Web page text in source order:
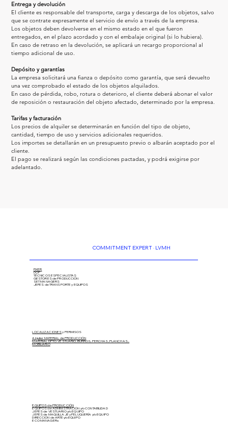
Entrega y devolución
El cliente es responsable del transporte, carga y descarga de los objetos, salvo
que se contrate expresamente el servicio de envío a través de la empresa.
Los objetos deben devolverse en el mismo estado en el que fueron
entregados, en el plazo acordado y con el embalaje original (si lo hubiera).
En caso de retraso en la devolución, se aplicará un recargo proporcional al
tiempo adicional de uso.
Depósito y garantías
La empresa solicitará una fianza o depósito como garantía, que será devuelto
una vez comprobado el estado de los objetos alquilados.
En caso de pérdida, robo, rotura o deterioro, el cliente deberá abonar el valor
de reposición o restauración del objeto afectado, determinado por la empresa.
Tarifas y facturación
Los precios de alquiler se determinarán en función del tipo de objeto,
cantidad, tiempo de uso y servicios adicionales requeridos.
Los importes se detallarán en un presupuesto previo o albarán aceptado por el
cliente.
El pago se realizará según las condiciones pactadas, y podrá exigirse por
adelantado.
COMMITMENT EXPERT · LVMH
FIXER
DOP
TÉCNICOS ESPECIALISTAS
GESTORES de PRODUCCIÓN
SET MANAGERS
JEFES de TRANSPORTE y EQUIPOS
EQUIPOS de PRODUCCIÓN
EQUIPOS de ADMINISTRACIÓN y/o CONTABILIDAD
JEFES de VESTUARIO y/o EQUIPO
JEFES de MAQUILLAJE y PELUQUERÍA y/o EQUIPO
DIRECCIÓN de ARTEy/o EQUIPO
ECO MANAGERs
LOCALIZACIONESy PERMISOS
Alquiler MATERIAL de PRODUCCIÓN
MATERIAL DPTO. VESTUARIO, BURROS, PERCHAS, PLANCHAS...
MOBILIARIO